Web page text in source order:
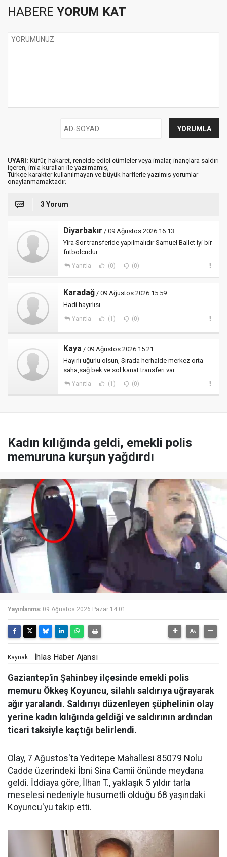
HABERE YORUM KAT
UYARI: Küfür, hakaret, rencide edici cümleler veya imalar, inançlara saldırı
içeren, imla kuralları ile yazılmamış,
Türkçe karakter kullanılmayan ve büyük harflerle yazılmış yorumlar
onaylanmamaktadır.
3 Yorum
Diyarbakır / 09 Ağustos 2026 16:13
Yira Sor transferide yapılmalıdır Samuel Ballet iyi bir
futbolcudur.
Yanıtla (0) (0)
Karadağ / 09 Ağustos 2026 15:59
Hadi hayırlısı
Yanıtla (1) (0)
Kaya / 09 Ağustos 2026 15:21
Hayırlı uğurlu olsun, Sırada herhalde merkez orta
saha,sağ bek ve sol kanat transferi var.
Yanıtla (1) (0)
Kadın kılığında geldi, emekli polis
memuruna kurşun yağdırdı
Yayınlanma: 09 Ağustos 2026 Pazar 14:01
Kaynak: İhlas Haber Ajansı
Gaziantep'in Şahinbey ilçesinde emekli polis
memuru Ökkeş Koyuncu, silahlı saldırıya uğrayarak
ağır yaralandı. Saldırıyı düzenleyen şüphelinin olay
yerine kadın kılığında geldiği ve saldırının ardından
ticari taksiyle kaçtığı belirlendi.
Olay, 7 Ağustos'ta Yeditepe Mahallesi 85079 Nolu
Cadde üzerindeki İbni Sina Camii önünde meydana
geldi. İddiaya göre, İlhan T., yaklaşık 5 yıldır tarla
meselesi nedeniyle husumetli olduğu 68 yaşındaki
Koyuncu'yu takip etti.